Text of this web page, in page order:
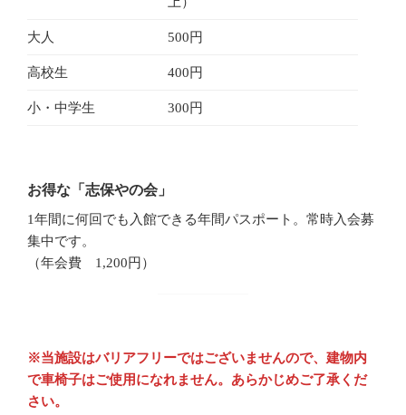
大人 500円
高校生 400円
小・中学生 300円
お得な「志保やの会」
1年間に何回でも入館できる年間パスポート。常時入会募
集中です。
（年会費 1,200円）
※当施設はバリアフリーではございませんので、建物内
で車椅子はご使用になれません。あらかじめご了承くだ
さい。